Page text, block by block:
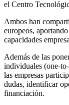
el Centro
Ambos han
europeos,
capacidades
Además de las
individuales (one-
las empresas
dudas, identificar
financiación.